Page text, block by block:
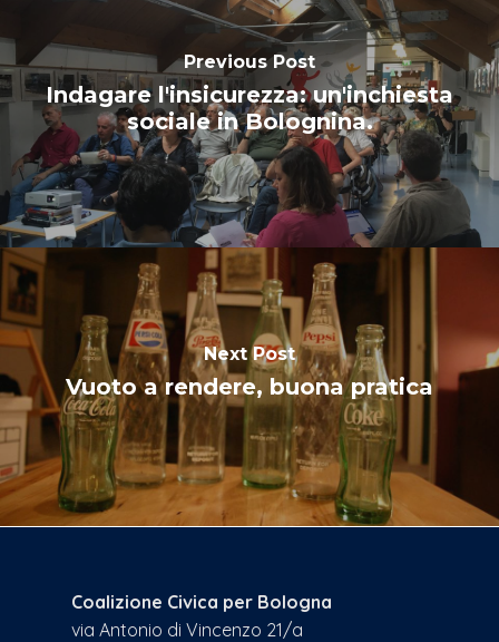
Previous Post
Indagare l'insicurezza: un'inchiesta
sociale in Bolognina.
Next Post
Vuoto a rendere, buona pratica
Coalizione Civica per Bologna
via Antonio di Vincenzo 21/a